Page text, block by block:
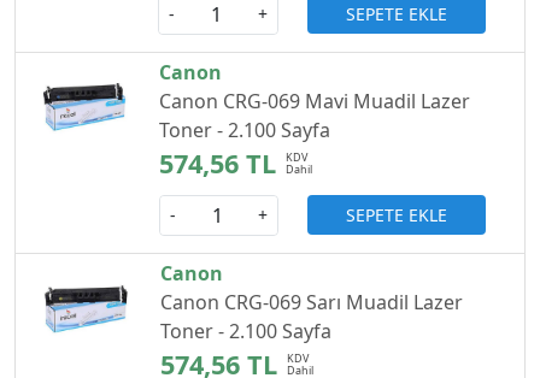
- + SEPETE EKLE
Canon
Canon CRG-069 Mavi Muadil Lazer
Toner - 2.100 Sayfa
574,56 TL
- + SEPETE EKLE
Canon
Canon CRG-069 Sarı Muadil Lazer
Toner - 2.100 Sayfa
574,56 TL